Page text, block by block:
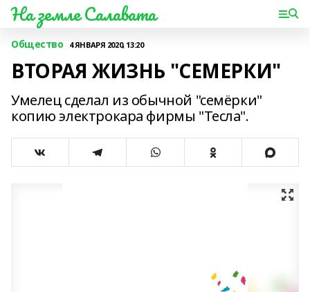
На земле Салавата
Общество 4 ЯНВАРЯ 2020, 13:20
ВТОРАЯ ЖИЗНЬ "СЕМЕРКИ"
Умелец сделал из обычной "семёрки"
копию электрокара фирмы "Тесла".